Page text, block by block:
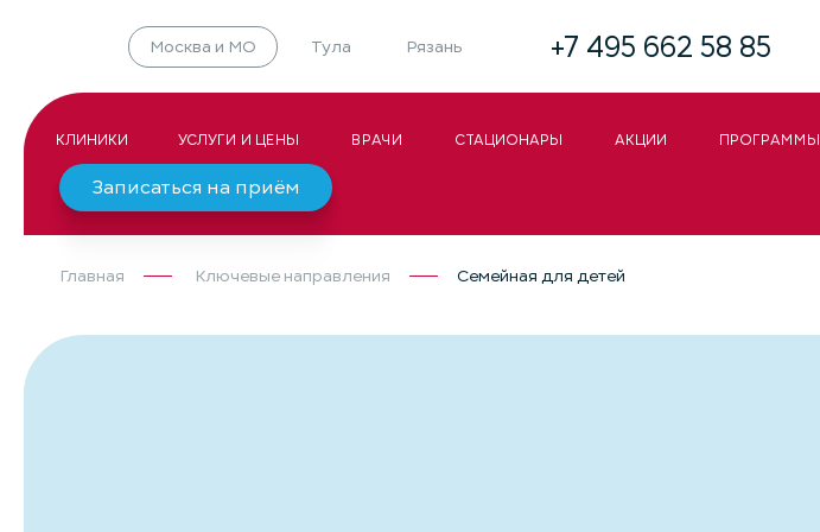
Москва и МО Тула Рязань +7 495 662 58 85
КЛИНИКИ УСЛУГИ И ЦЕНЫ ВРАЧИ СТАЦИОНАРЫ АКЦИИ ПРОГРАММЫ
Записаться на приём
Главная Ключевые направления Семейная для детей